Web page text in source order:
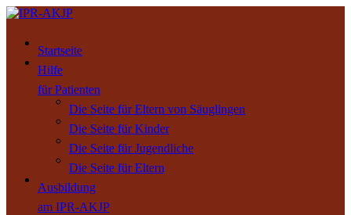
Startseite
Hilfe
für Patienten
Die Seite für Eltern von Säuglingen
Die Seite für Kinder
Die Seite für Jugendliche
Die Seite für Eltern
Ausbildung
am IPR-AKJP